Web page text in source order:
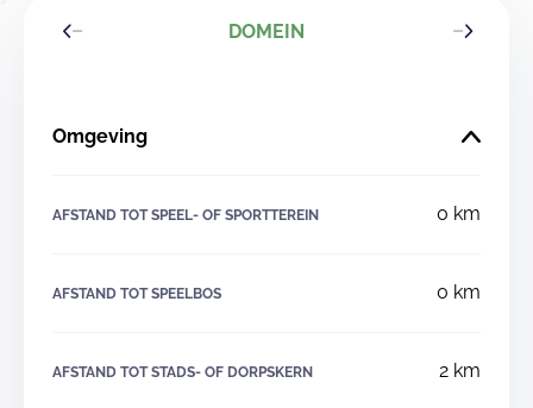
DOMEIN
Omgeving
AFSTAND TOT SPEEL- OF SPORTTEREIN 0 km
AFSTAND TOT SPEELBOS 0 km
AFSTAND TOT STADS- OF DORPSKERN 2 km